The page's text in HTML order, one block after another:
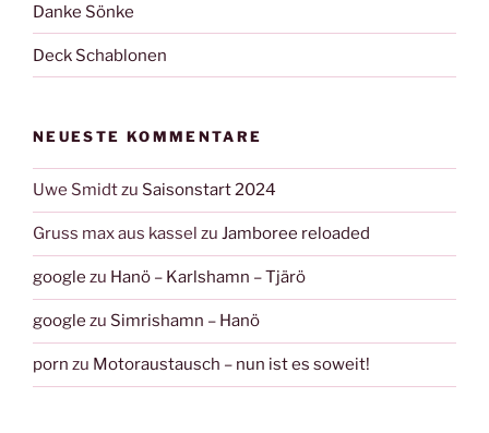
Danke Sönke
Deck Schablonen
NEUESTE KOMMENTARE
Uwe Smidtzu Saisonstart 2024
Gruss max aus kassel zu Jamboree reloaded
google zu Hanö – Karlshamn – Tjärö
google zu Simrishamn – Hanö
porn zu Motoraustausch – nun ist es soweit!